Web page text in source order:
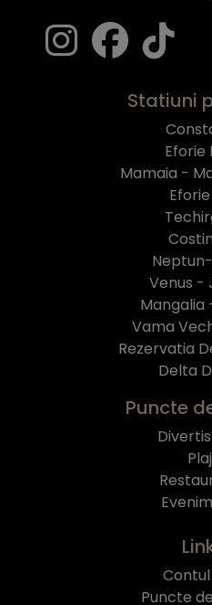
Statiuni
Eforie
Mamaia -
Venus -
Mangalia
Vama
Rezervatia
Delta
Puncte
Puncte